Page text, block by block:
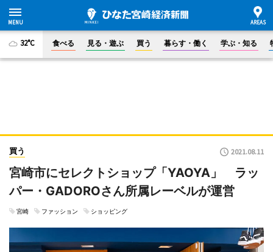
32°C 食べる 見る・遊ぶ 買う 暮らす・働く 学ぶ・知る
買う 2021.08.11
宮崎市にセレクトショップ「YAOYA」 ラッ
パー・GADOROさん所属レーベルが運営
宮崎 ファッション ショッピング